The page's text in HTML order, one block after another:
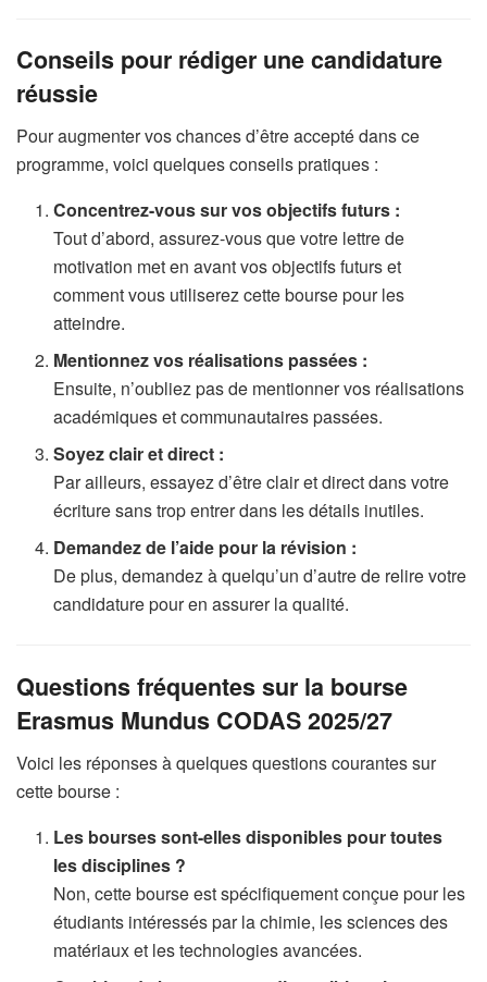
Conseils pour rédiger une candidature
réussie
Pour augmenter vos chances d’être accepté dans ce
programme, voici quelques conseils pratiques :
Concentrez-vous sur vos objectifs futurs :
Tout d’abord, assurez-vous que votre lettre de
motivation met en avant vos objectifs futurs et
comment vous utiliserez cette bourse pour les
atteindre.
Mentionnez vos réalisations passées :
Ensuite, n’oubliez pas de mentionner vos réalisations
académiques et communautaires passées.
Soyez clair et direct :
Par ailleurs, essayez d’être clair et direct dans votre
écriture sans trop entrer dans les détails inutiles.
Demandez de l’aide pour la révision :
De plus, demandez à quelqu’un d’autre de relire votre
candidature pour en assurer la qualité.
Questions fréquentes sur la bourse
Erasmus Mundus CODAS 2025/27
Voici les réponses à quelques questions courantes sur
cette bourse :
Les bourses sont-elles disponibles pour toutes
les disciplines ?
Non, cette bourse est spécifiquement conçue pour les
étudiants intéressés par la chimie, les sciences des
matériaux et les technologies avancées.